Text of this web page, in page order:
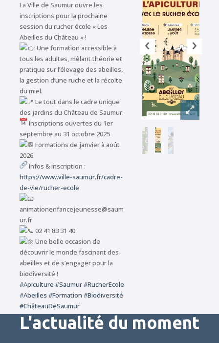
La Ville de Saumur ouvre les
inscriptions pour la prochaine
session du rucher école « Les
Abeilles du Château » !
Une formation accessible à
tous les adultes, mêlant théorie et
pratique sur l’élevage des abeilles,
la gestion d’une ruche et la récolte
du miel.
Le tout dans le cadre unique
des jardins du Château de Saumur.
Inscriptions ouvertes du 1er
septembre au 31 octobre 2025
Formations de janvier à août
2026
Infos & inscription :
https://www.ville-saumur.fr/cadre-
de-vie/rucher-ecole
animationenfancejeunesse@saum
ur.fr
02 41 83 31 40
Une belle occasion de
découvrir le monde fascinant des
abeilles et de s’engager pour la
biodiversité !
#Apiculture #Saumur#RucherEcole
#Abeilles #Formation #Biodiversité
#ChâteauDeSaumur
‹ ›
L'actualité du moment